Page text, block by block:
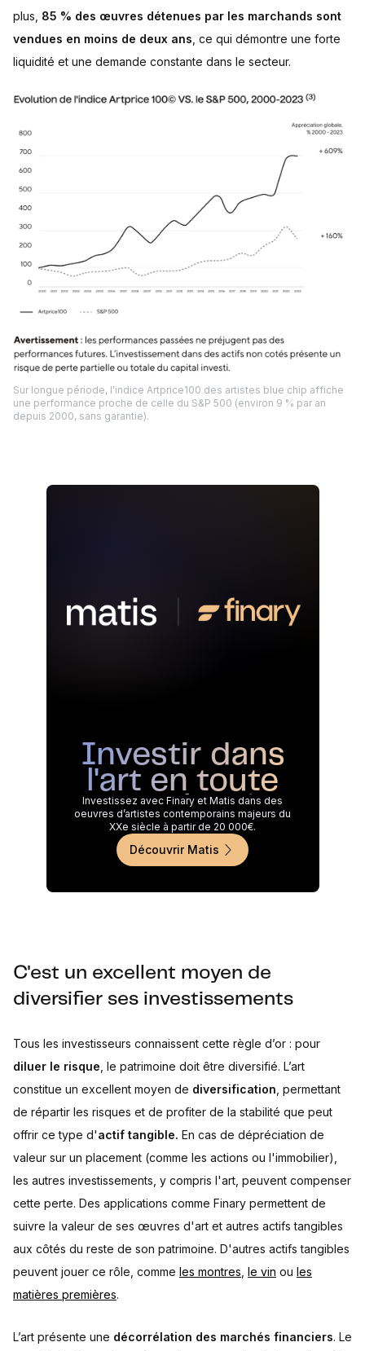
plus, 85 % des œuvres détenues par les marchands sont
vendues en moins de deux ans , ce qui démontre une forte
liquidité et une demande constante dans le secteur.
Sur longue période, l'indice Artprice100 des artistes blue chip affiche
une performance proche de celle du S&P 500 (environ 9 % par an
depuis 2000, sans garantie).
Investir dans
l'art en toute
simplicité
Investissez avec Finary et Matis dans des
oeuvres d’artistes contemporains majeurs du
XXe siècle à partir de 20 000€.
Découvrir Matis
C'est un excellent moyen de
diversifier ses investissements
Tous les investisseurs connaissent cette règle d’or : pour
diluer le risque , le patrimoine doit être diversifié. L’art
constitue un excellent moyen de diversification , permettant
de répartir les risques et de profiter de la stabilité que peut
offrir ce type d'actif tangible. En cas de dépréciation de
valeur sur un placement (comme les actions ou l'immobilier),
les autres investissements, y compris l'art, peuvent compenser
cette perte. Des applications comme Finary permettent de
suivre la valeur de ses œuvres d'art et autres actifs tangibles
aux côtés du reste de son patrimoine. D'autres actifs tangibles
peuvent jouer ce rôle, comme les montres le vin ou les
matières premières.
L’art présente une décorrélation des marchés financiers. Le